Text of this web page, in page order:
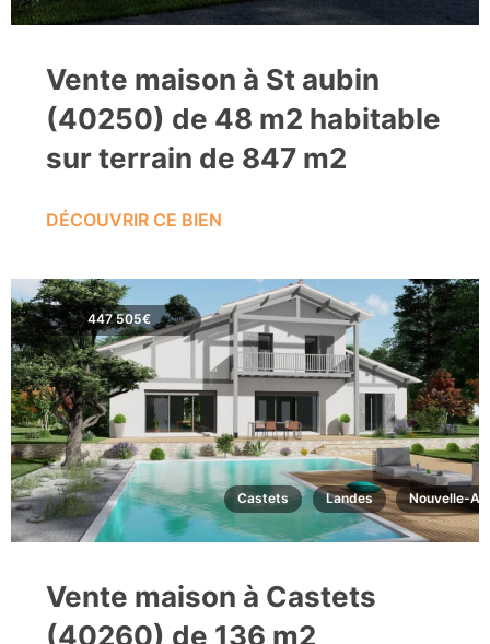
Vente maison à St aubin
(40250) de 48 m2 habitable
sur terrain de 847 m2
DÉCOUVRIR CE BIEN
447 505€
Castets Landes Nouvelle-
Vente maison à Castets
(40260) de 136 m2